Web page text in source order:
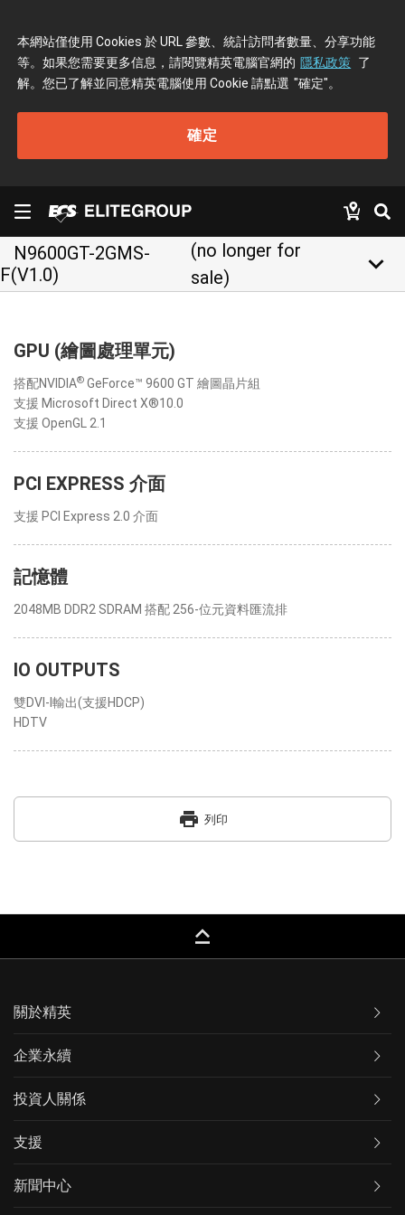
本網站僅使用 Cookies 於 URL 參數、統計訪問者數量、分享功能
等。如果您需要更多信息，請閱覽精英電腦官網的 隱私政策 了
解。您已了解並同意精英電腦使用 Cookie 請點選 "確定"。
確定
N9600GT-2GMS-
F(V1.0)
(no longer for
sale)
keyboard_arrow_down
GPU (繪圖處理單元)
搭配NVIDIA® GeForce™ 9600 GT 繪圖晶片組
支援 Microsoft Direct X®10.0
支援 OpenGL 2.1
PCI EXPRESS 介面
支援 PCI Express 2.0 介面
記憶體
2048MB DDR2 SDRAM 搭配 256-位元資料匯流排
IO OUTPUTS
雙DVI-I輸出(支援HDCP)
HDTV
print 列印
keyboard_capslock
關於精英
企業永續
投資人關係
支援
新聞中心